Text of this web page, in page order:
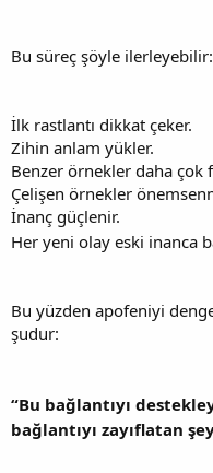
Bu süreç şöyle ilerleyebilir:
İlk rastlantı dikkat çeker.
Zihin anlam yükler.
Benzer örnekler daha çok
Çelişen örnekler
İnanç güçlenir.
Her yeni olay eski inanca
Bu yüzden apofeniyi
şudur:
“Bu bağlantıyı
bağlantıyı zayıflatan